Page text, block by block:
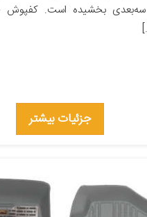
بخشیده است. کفپوش
جزئیات بیشتر